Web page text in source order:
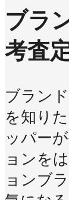
ブラ
考査
ブラン
を知り
ッパー
ョンを
ョンブ